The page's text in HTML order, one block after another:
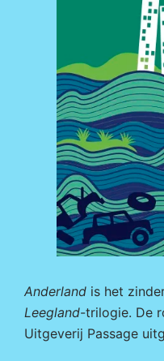
Anderland is het
Leegland-trilogie. De
Uitgeverij Passage